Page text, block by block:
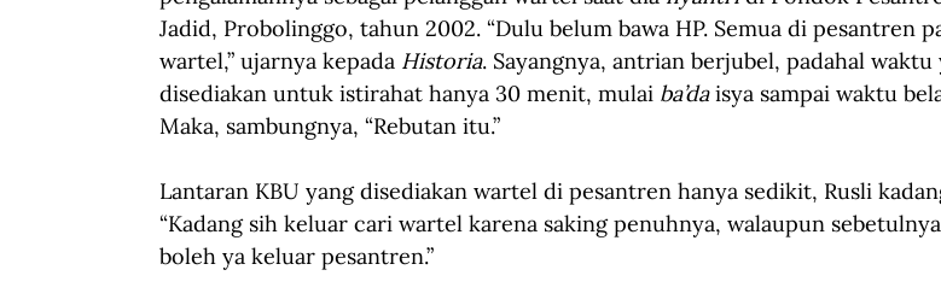
Jadid, Probolinggo, tahun 2002. “Dulu belum bawa HP. Semua di pesantren
wartel,” ujarnya kepada Historia. Sayangnya, antrian berjubel, padahal waktu
disediakan untuk istirahat hanya 30 menit, mulai ba’da isya sampai waktu
Maka, sambungnya, “Rebutan itu.”
Lantaran KBU yang disediakan wartel di pesantren hanya sedikit, Rusli
“Kadang sih keluar cari wartel karena saking penuhnya, walaupun
boleh ya keluar pesantren.”